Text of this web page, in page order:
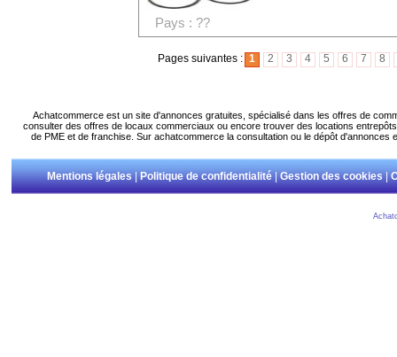
Pays : ??
Pages suivantes : 1 2 3 4 5 6 7 8
Achatcommerce est un site d'annonces gratuites, spécialisé dans les offres de
consulter des offres de locaux commerciaux ou encore trouver des locations
de PME et de franchise. Sur achatcommerce la consultation ou le dépôt
Mentions légales|Politique de confidentialité|Gestion des cookies|